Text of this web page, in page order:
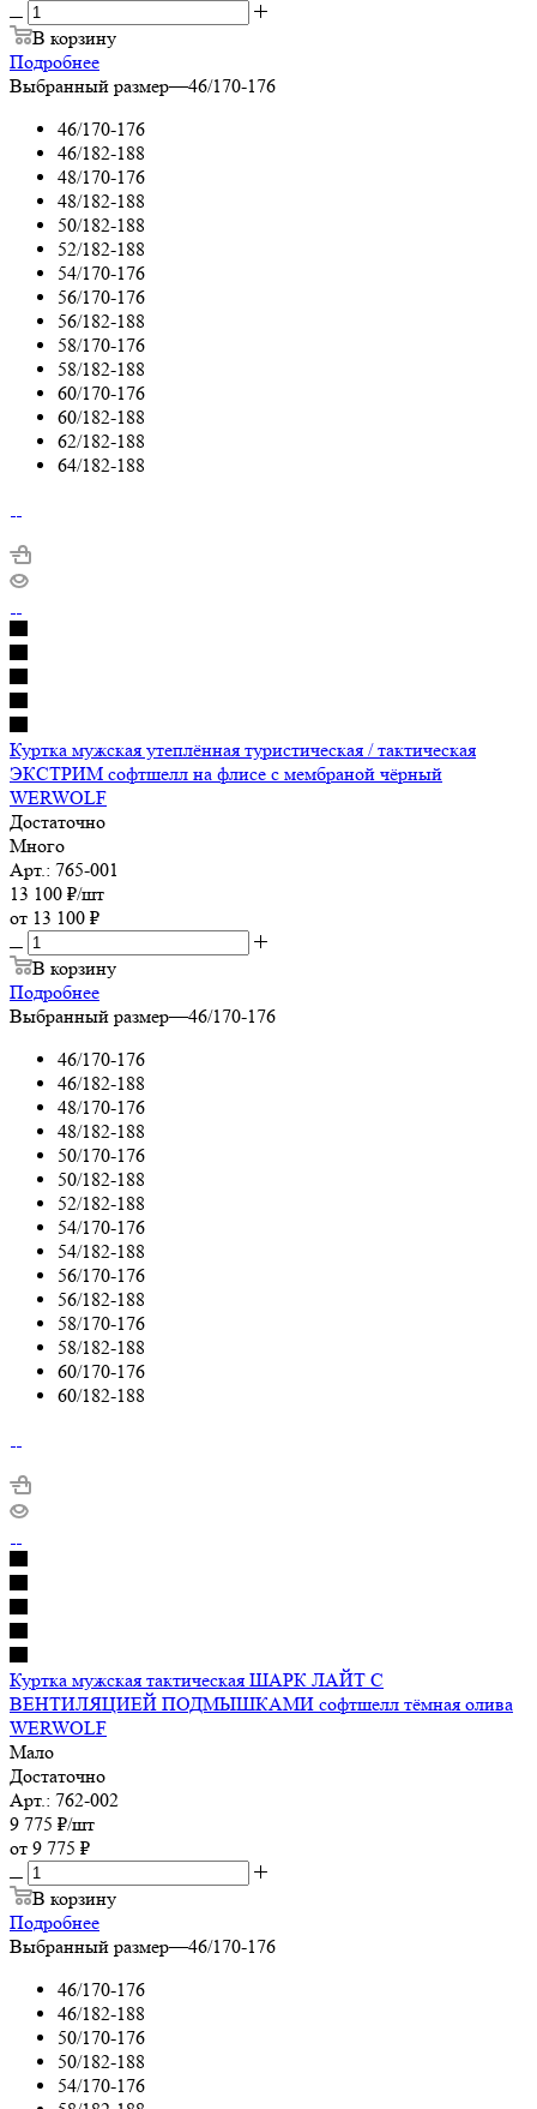
В корзину
Подробнее
Выбранный размер—46/170-176
46/170-176
46/182-188
48/170-176
48/182-188
50/182-188
52/182-188
54/170-176
56/170-176
56/182-188
58/170-176
58/182-188
60/170-176
60/182-188
62/182-188
64/182-188
Куртка мужская утеплённая туристическая / тактическая
ЭКСТРИМ софтшелл на флисе с мембраной чёрный
WERWOLF
Достаточно
Много
Арт.: 765-001
13 100 ₽/шт
от 13 100 ₽
В корзину
Подробнее
Выбранный размер—46/170-176
46/170-176
46/182-188
48/170-176
48/182-188
50/170-176
50/182-188
52/182-188
54/170-176
54/182-188
56/170-176
56/182-188
58/170-176
58/182-188
60/170-176
60/182-188
Куртка мужская тактическая ШАРК ЛАЙТ С
ВЕНТИЛЯЦИЕЙ ПОДМЫШКАМИ софтшелл тёмная олива
WERWOLF
Мало
Достаточно
Арт.: 762-002
9 775 ₽/шт
от 9 775 ₽
В корзину
Подробнее
Выбранный размер—46/170-176
46/170-176
46/182-188
50/170-176
50/182-188
54/170-176